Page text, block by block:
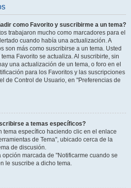
como Favorito y suscribirme a un tema?
trabajaron mucho como marcadores para el
cuando había una actualización. A
son más como suscribirse a un tema. Usted
Favorito se actualiza. Al suscribirte, sin
una actualización de un tema, o foro en el
para los Favoritos y las suscripciones
de Control de Usuario, en "Preferencias de
a temas específicos?
tema específico haciendo clic en el enlace
de Tema", ubicado cerca de la
de discusión.
marcada de "Notificarme cuando se
le suscribe a dicho tema.